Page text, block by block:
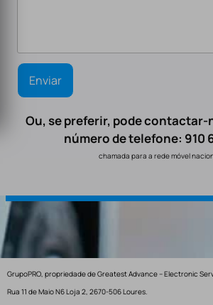
Ou, se preferir, pode contactar-
número de telefone: 910
chamada para a rede móvel
GrupoPRO, propriedade de Greatest Advance – Electronic
Rua 11 de Maio N6 Loja 2, 2670-506 Loures.